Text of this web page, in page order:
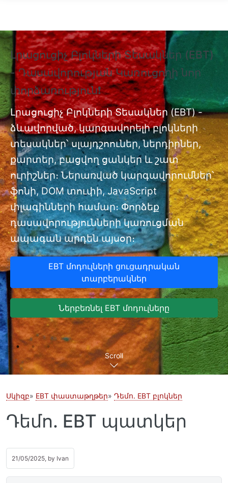
Լրացուցիչ Բլոկների Տեսակներ (EBT)
- Դասավորության Կառուցողի նոր
փորձառություն❗
Լրացուցիչ Բլոկների Տեսակներ (EBT) -
ձևավորված, կարգավորելի բլոկների
տեսակներ՝ սլայդշոուներ, ներդիրներ,
քարտեր, բացվող ցանկեր և շատ
ուրիշներ։ Ներառված կարգավորումներ՝
ֆոնի, DOM տուփի, JavaScript
փլագինների համար։ Փորձեք
դասավորությունների կառուցման
ապագան արդեն այսօր։
EBT մոդուլների ցուցադրական
տարբերակներ
Ներբեռնել EBT մոդուլները
Scroll
Սկիզբ EBT փաստաթղթեր Դեմո. EBT բլոկներ
Դեմո. EBT պատկեր
21/05/2025, by Ivan